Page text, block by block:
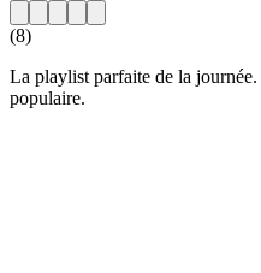
(8)
La playlist parfaite de la
populaire.